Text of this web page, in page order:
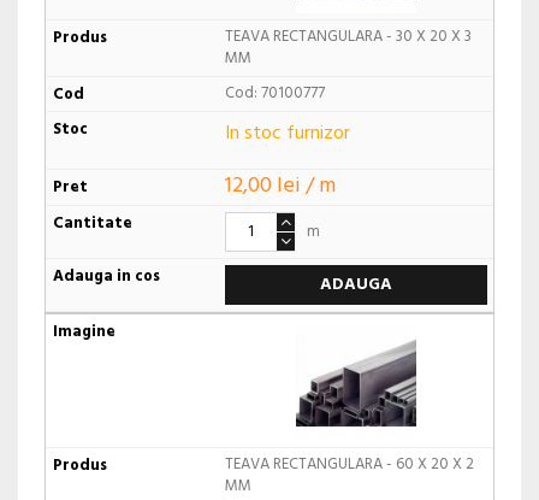
TEAVA RECTANGULARA - 30 X 20 X 3
MM
Cod: 70100777
In stoc furnizor
12,00 lei / m
m
ADAUGA
TEAVA RECTANGULARA - 60 X 20 X 2
MM